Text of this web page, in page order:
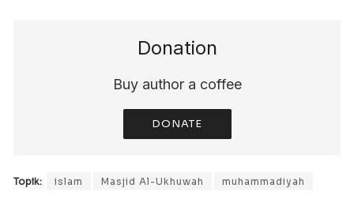
Donation
Buy author a coffee
DONATE
Topik: islam Masjid Al-Ukhuwah muhammadiyah